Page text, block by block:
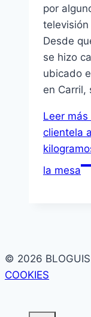
por
Desde
se hizo
ubicado
en Carril,
Leer más
clientela
la mesa
© 2026
COOKIES